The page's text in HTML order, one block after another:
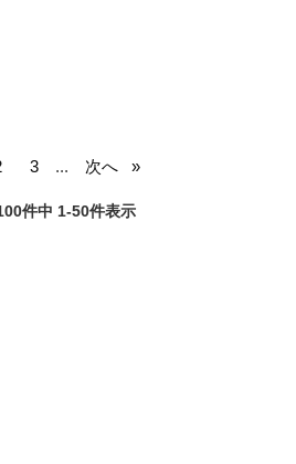
3 ... 次へ
件中 1-50件表示